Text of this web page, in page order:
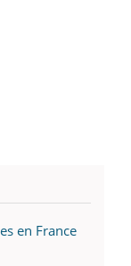
en France